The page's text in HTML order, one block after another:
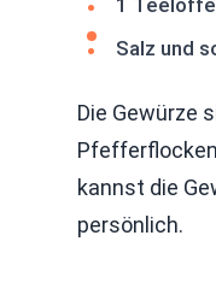
Salz und
Die Gewürze
kannst die
persönlich.